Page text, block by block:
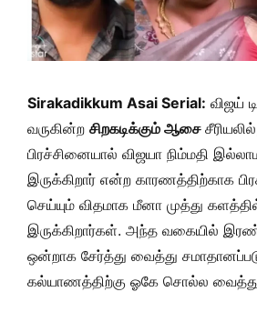
Sirakadikkum Asai Serial: விஜய்
வருகின்ற சிறகடிக்கும் ஆசை
பிரச்சினையால் விஜயா நிம்மதி
இருக்கிறார் என்ற காரணத்திற்காக
செய்யும் விதமாக மீனா முத்து
இருக்கிறார்கள். அந்த வகையில்
ஒன்றாக சேர்த்து வைத்து
கல்யாணத்திற்கு ஓகே சொல்ல வைத்து